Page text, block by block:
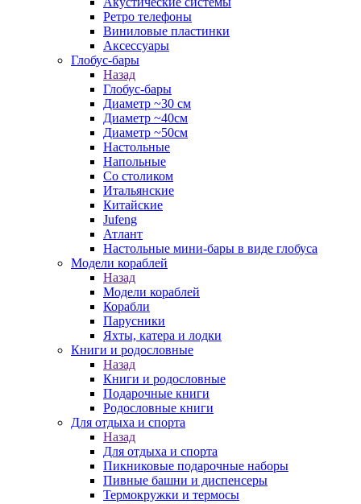
Ретро телефоны
Виниловые пластинки
Аксессуары
Глобус-бары
Назад
Глобус-бары
Диаметр ~30 см
Диаметр ~40см
Диаметр ~50см
Настольные
Напольные
Со столиком
Итальянские
Китайские
Jufeng
Атлант
Настольные мини-бары в виде глобуса
Модели кораблей
Назад
Модели кораблей
Корабли
Парусники
Яхты, катера и лодки
Книги и родословные
Назад
Книги и родословные
Подарочные книги
Родословные книги
Для отдыха и спорта
Назад
Для отдыха и спорта
Пикниковые подарочные наборы
Пивные башни и диспенсеры
Термокружки и термосы